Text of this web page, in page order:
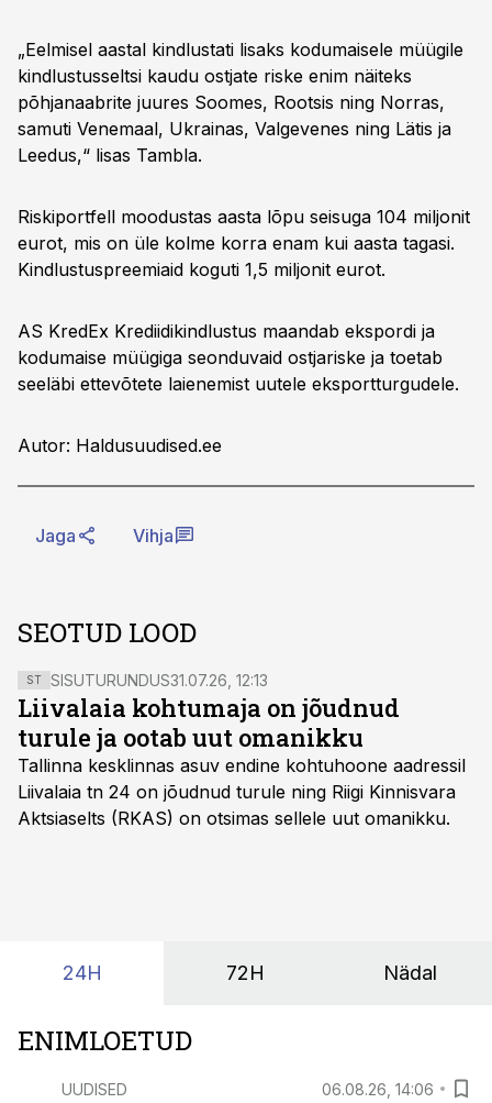
„Eelmisel aastal kindlustati lisaks kodumaisele müügile
kindlustusseltsi kaudu ostjate riske enim näiteks
põhjanaabrite juures Soomes, Rootsis ning Norras,
samuti Venemaal, Ukrainas, Valgevenes ning Lätis ja
Leedus,“ lisas Tambla.
Riskiportfell moodustas aasta lõpu seisuga 104 miljonit
eurot, mis on üle kolme korra enam kui aasta tagasi.
Kindlustuspreemiaid koguti 1,5 miljonit eurot.
AS KredEx Krediidikindlustus maandab ekspordi ja
kodumaise müügiga seonduvaid ostjariske ja toetab
seeläbi ettevõtete laienemist uutele eksportturgudele.
Autor: Haldusuudised.ee
Jaga Vihja
SEOTUD LOOD
ST SISUTURUNDUS31.07.26, 12:13
Liivalaia kohtumaja on jõudnud
turule ja ootab uut omanikku
Tallinna kesklinnas asuv endine kohtuhoone aadressil
Liivalaia tn 24 on jõudnud turule ning Riigi Kinnisvara
Aktsiaselts (RKAS) on otsimas sellele uut omanikku.
24H 72H Nädal
ENIMLOETUD
UUDISED 06.08.26, 14:06